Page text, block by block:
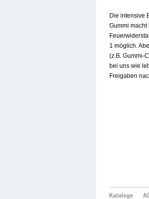
Die intensive
Gummi
1 möglich.
(z.B. Gummi-
bei uns wie
Freigaben